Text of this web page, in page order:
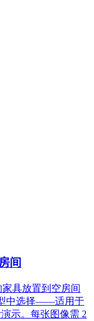
间
具放置到空房间
中选择——适用于
示。每张图像需 2